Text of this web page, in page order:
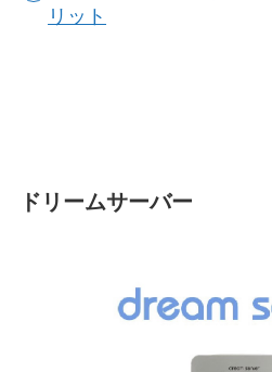
リット
ドリームサーバー